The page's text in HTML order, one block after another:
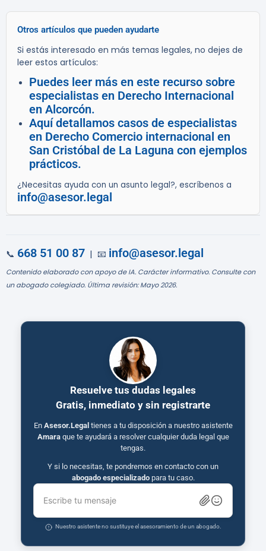
Otros artículos que pueden ayudarte
Si estás interesado en más temas legales, no dejes de
leer estos artículos:
Puedes leer más en este recurso sobre
especialistas en Derecho Internacional
en Alcorcón.
Aquí detallamos casos de especialistas
en Derecho Comercio internacional en
San Cristóbal de La Laguna con ejemplos
prácticos.
¿Necesitas ayuda con un asunto legal?, escríbenos a
info@asesor.legal
📞 668 51 00 87 | 📧 info@asesor.legal
Contenido elaborado con apoyo de IA. Carácter informativo. Consulte con
un abogado colegiado. Última revisión: Mayo 2026.
Resuelve tus dudas legales
Gratis, inmediato y sin registrarte
En Asesor.Legal tienes a tu disposición a nuestro asistente
Amaraque te ayudará a resolver cualquier duda legal que
tengas.
Y si lo necesitas, te pondremos en contacto con un
abogado especializadopara tu caso.
Escribe tu mensaje
Nuestro asistente no sustituye el asesoramiento de un abogado.